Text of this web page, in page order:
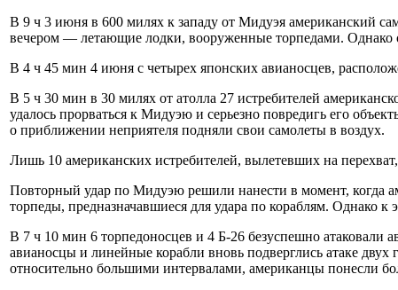
В 9 ч 3 июня в 600 милях к западу от Мидуэя американский
вечером — летающие лодки, вооруженные торпедами. Однако
В 4 ч 45 мин 4 июня с четырех японских авианосцев,
В 5 ч 30 мин в 30 милях от атолла 27 истребителей
удалось прорваться к Мидуэю и серьезно повредигь его
о приближении неприятеля подняли свои самолеты в воздух.
Лишь 10 американских истребителей, вылетевших на
Повторный удар по Мидуэю решили нанести в момент, когда
торпеды, предназначавшиеся для удара по кораблям. Однако
В 7 ч 10 мин 6 торпедоносцев и 4 Б-26 безуспешно
авианосцы и линейные корабли вновь подверглись атаке
относительно большими интервалами, американцы понесли